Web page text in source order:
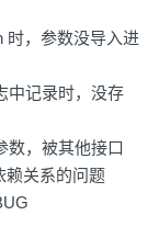
时，参数没导入进
中记录时，没存
数，被其他接口
赖关系的问题